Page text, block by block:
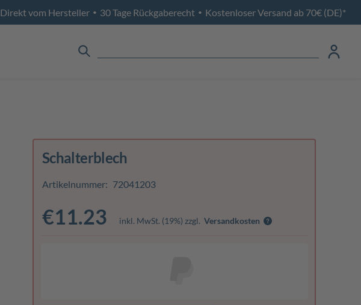
Direkt vom Hersteller • 30 Tage Rückgaberecht • Kostenloser Versand ab 70€ (DE)*
Schalterblech
Artikelnummer: 72041203
€11.23 inkl. MwSt. (19%) zzgl. Versandkosten